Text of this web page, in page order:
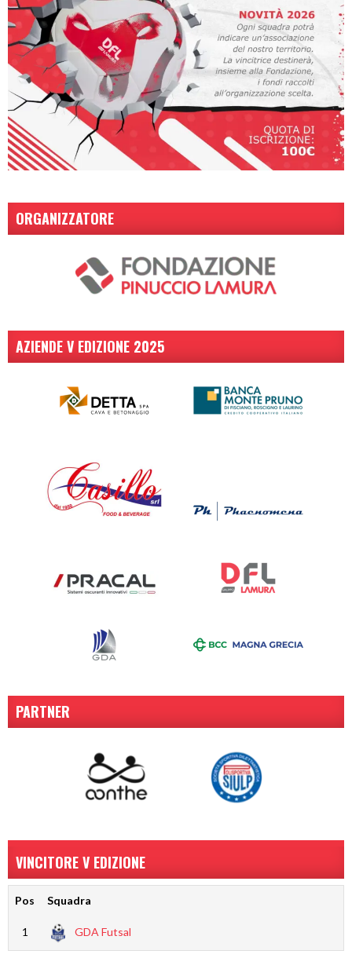
ORGANIZZATORE
AZIENDE V EDIZIONE 2025
PARTNER
VINCITORE V EDIZIONE
Pos Squadra
1 GDA Futsal